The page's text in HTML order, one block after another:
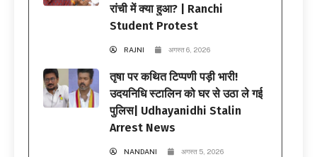
रांची में क्या हुआ? | Ranchi
Student Protest
RAJNI अगस्त 6, 2026
तृषा पर कथित टिप्पणी पड़ी भारी!
उदयनिधि स्टालिन को घर से उठा ले गई
पुलिस| Udhayanidhi Stalin
Arrest News
NANDANI अगस्त 5, 2026